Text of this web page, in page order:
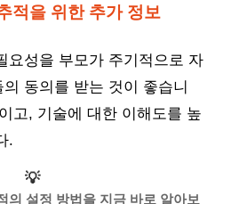
적을 위한 추가 정보
요성을 부모가 주기적으로 자
동의를 받는 것이 좋습니
고, 기술에 대한 이해도를 높
.
💡
의 설정 방법을 지금 바로 알아보